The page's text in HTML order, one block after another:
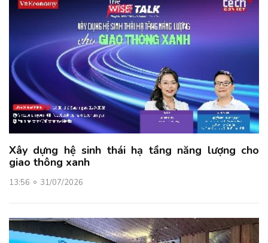
Xây dựng hệ sinh thái hạ tầng năng lượng cho
giao thông xanh
13:56 31/07/2026